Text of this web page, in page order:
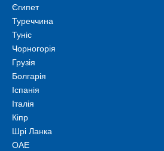
Єгипет
Туреччина
Туніс
Чорногорія
Грузія
Болгарія
Іспанія
Італія
Кіпр
Шрі Ланка
ОАЕ